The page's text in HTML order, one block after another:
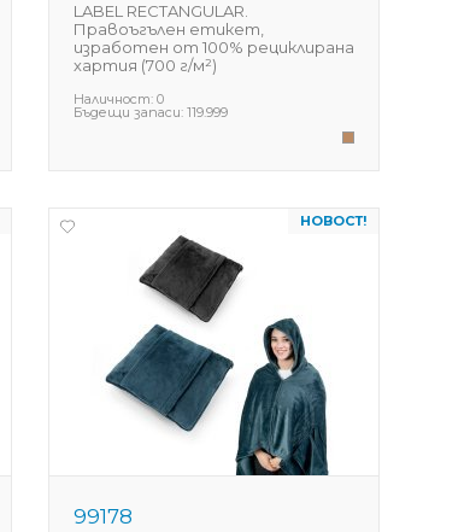
LABEL RECTANGULAR.
Правоъгълен етикет,
изработен от 100% рециклирана
хартия (700 г/м²)
Наличност: 0
Бъдещи запаси: 119.999
НОВОСТ!
99178